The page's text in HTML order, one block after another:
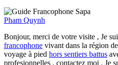
Pham Quynh
Bonjour, merci de votre visite , Je
francophone vivant dans la région
voyage à pied hors sentiers battus
profesionnelles , contactez moi . Je